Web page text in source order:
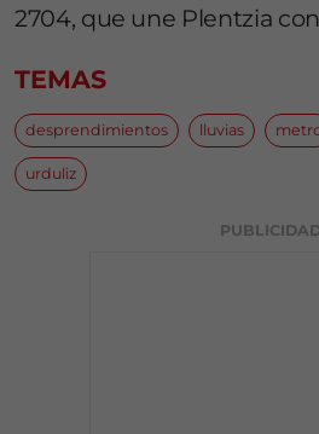
2704, que une Plentzia
TEMAS
desprendimientos lluvias
urduliz